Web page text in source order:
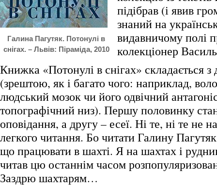
Галина Пагутяк. Потонулі в
снігах. – Львів: Піраміда, 2010
підібрав (і явив
знаний на
видавничому полі
колекціонер
Книжка «Потонулі в снігах» складається
(зрештою, як і багато чого: наприклад,
людський мозок чи його одвічний
топографічний низ). Першу половинку
оповідання, а другу – есеї. Ні те, ні те не
легкого читання. Бо читати Галину
що працювати в шахті. Я на шахтах і
читав цю останнім часом
Заздрю шахтарям…